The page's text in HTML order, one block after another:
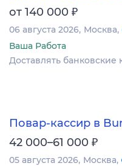
от 140 000 ₽
06 августа 2026 Москва
Ваша Работа
Доставлять
Повар-кассир в
42 000–61 000 ₽
05 августа 2026 Москва